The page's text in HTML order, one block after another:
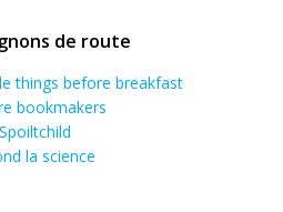
de route
things before breakfast
bookmakers
Spoiltchild
la science